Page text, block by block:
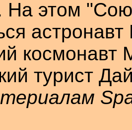
На этом
турист